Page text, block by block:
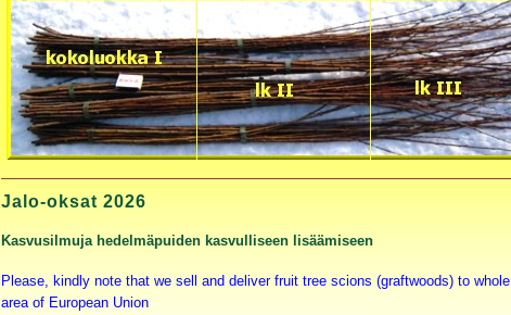
Jalo-oksat 2026
Kasvusilmuja hedelmäpuiden kasvulliseen lisäämiseen
Please, kindly note that we sell and deliver fruit tree scions (graftwoods) to whole
area of European Union